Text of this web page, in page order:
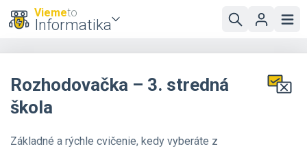
Viemeto
Informatika
Rozhodovačka – 3. stredná
škola
Základné a rýchle cvičenie, kedy vyberáte z